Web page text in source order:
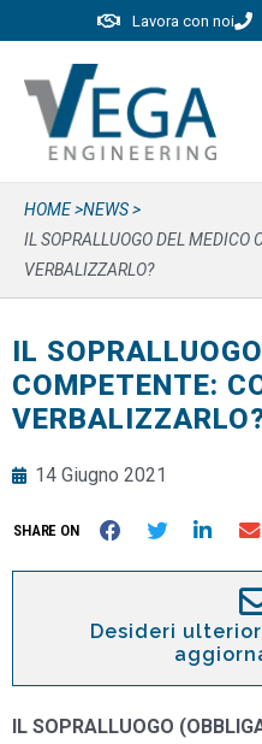
Lavora con noi
HOME >NEWS >
IL SOPRALLUOGO DEL MEDICO
VERBALIZZARLO?
IL
COMPETENTE:
14 Giugno 2021
SHARE ON
Desideri
IL SOPRALLUOGO